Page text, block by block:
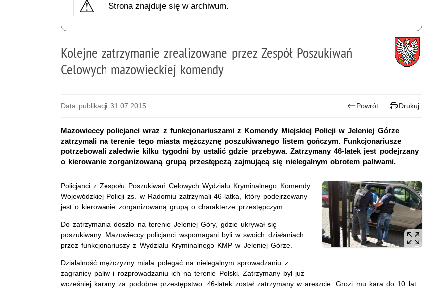
Strona znajduje się w archiwum.
Kolejne zatrzymanie zrealizowane przez Zespół Poszukiwań
Celowych mazowieckiej komendy
Data publikacji 31.07.2015 Powrót Drukuj
Mazowieccy policjanci wraz z funkcjonariuszami z Komendy Miejskiej Policji w Jeleniej Górze
zatrzymali na terenie tego miasta mężczyznę poszukiwanego listem gończym. Funkcjonariusze
potrzebowali zaledwie kilku tygodni by ustalić gdzie przebywa. Zatrzymany 46-latek jest podejrzany
o kierowanie zorganizowaną grupą przestępczą zajmującą się nielegalnym obrotem paliwami.
Policjanci z Zespołu Poszukiwań Celowych Wydziału Kryminalnego Komendy
Wojewódzkiej Policji zs. w Radomiu zatrzymali 46-latka, który podejrzewany
jest o kierowanie zorganizowaną grupą o charakterze przestępczym.
Do zatrzymania doszło na terenie Jeleniej Góry, gdzie ukrywał się
poszukiwany. Mazowieccy policjanci wspomagani byli w swoich działaniach
przez funkcjonariuszy z Wydziału Kryminalnego KMP w Jeleniej Górze.
Działalność mężczyzny miała polegać na nielegalnym sprowadzaniu z
zagranicy paliw i rozprowadzaniu ich na terenie Polski. Zatrzymany był już
wcześniej karany za podobne przestępstwo. 46-latek został zatrzymany w areszcie. Grozi mu kara do 10 lat